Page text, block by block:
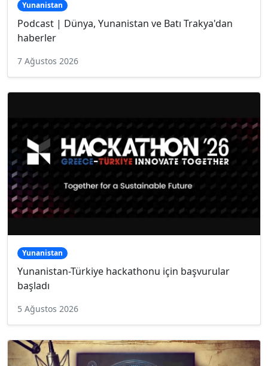
Yunanistan
Podcast | Dünya, Yunanistan ve Batı Trakya'dan
haberler
7 Ağustos 2026
Yunanistan
Yunanistan-Türkiye hackathonu için başvurular
başladı
5 Ağustos 2026